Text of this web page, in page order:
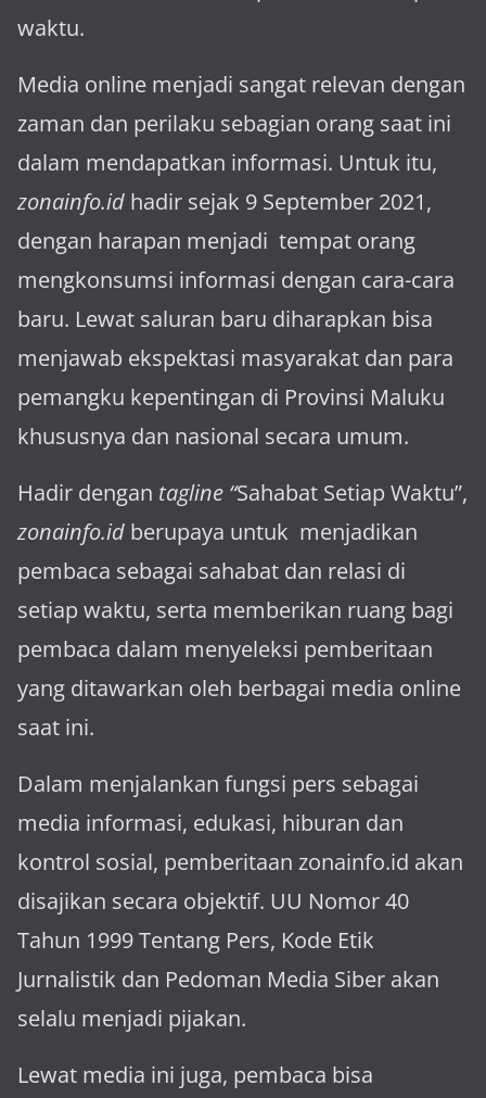
waktu.
Media online menjadi sangat relevan dengan
za­man dan perilaku sebagian orang saat ini
dalam mendapatkan informasi. Untuk itu,
zonainfo.id hadir sejak 9 September 2021,
dengan harapan menjadi tem­pat orang
mengkonsumsi informasi dengan cara-cara
baru. Lewat sa­luran ba­ru diharapkan bisa
menja­wab ekspektasi masya­rakat dan para
pemangku kepen­tingan di Provinsi Maluku
khususnya dan nasional secara umum.
Hadir dengan tagline “Sahabat Setiap Waktu”,
zonainfo.id berupaya untuk menjadikan
pembaca sebagai sahabat dan relasi di
setiap waktu, serta memberikan ruang bagi
pembaca dalam menyeleksi pemberitaan
yang ditawarkan oleh berbagai media online
saat ini.
Dalam menjalankan fungsi pers sebagai
media informasi, edukasi, hiburan dan
kontrol sosial, pemberitaan zonainfo.id akan
disajikan secara objektif. UU Nomor 40
Tahun 1999 Tentang Pers, Kode Etik
Jurnalistik dan Pedoman Media Siber akan
selalu menjadi pijakan.
Lewat media ini juga, pembaca bisa